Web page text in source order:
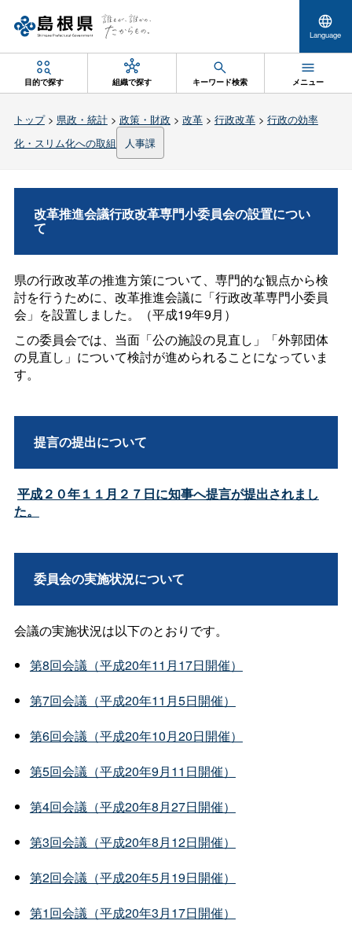
Language
目的で探す 組織で探す キーワード検索 メニュー
トップ> 県政・統計> 政策・財政 > 改革> 行政改革> 行政の効率
化・スリム化への取組
人事課
改革推進会議行政改革専門小委員会の設置につい
て
県の行政改革の推進方策について、専門的な観点から検
討を行うために、改革推進会議に「行政改革専門小委員
会」を設置しました。（平成19年9月）
この委員会では、当面「公の施設の見直し」「外郭団体
の見直し」について検討が進められることになっていま
す。
提言の提出について
平成２０年１１月２７日に知事へ提言が提出されまし
た。
委員会の実施状況について
会議の実施状況は以下のとおりです。
第8回会議（平成20年11月17日開催）
第7回会議（平成20年11月5日開催）
第6回会議（平成20年10月20日開催）
第5回会議（平成20年9月11日開催）
第4回会議（平成20年8月27日開催）
第3回会議（平成20年8月12日開催）
第2回会議（平成20年5月19日開催）
第1回会議（平成20年3月17日開催）